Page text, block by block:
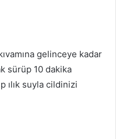
gelinceye kadar
sürüp 10 dakika
ılık suyla cildinizi